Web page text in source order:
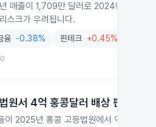
매출이 1,709만 달러로 2024년보다
스크가 우려됩니다.
융 -0.38% 핀테크 +0.45%
서 4억 홍콩달러 배상 판결
2025년 홍콩 고등법원에서 약 4억 홍